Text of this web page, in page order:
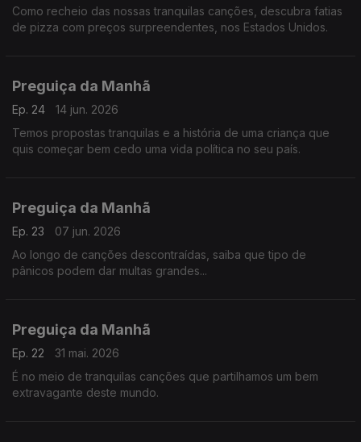
Como recheio das nossas tranquilas canções, descubra fatias
de pizza com preços surpreendentes, nos Estados Unidos.
Preguiça da Manhã
Ep. 24
14 jun. 2026
Temos propostas tranquilas e a história de uma criança que
quis começar bem cedo uma vida política no seu país.
Preguiça da Manhã
Ep. 23
07 jun. 2026
Ao longo de canções descontraídas, saiba que tipo de
pânicos podem dar multas grandes...
Preguiça da Manhã
Ep. 22
31 mai. 2026
É no meio de tranquilas canções que partilhamos um bem
extravagante deste mundo.